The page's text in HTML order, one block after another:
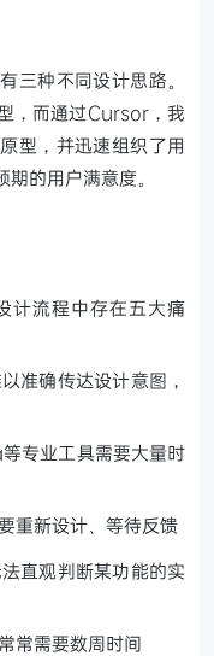
三种不同设计思路。
，而通过Cursor，我
型，并迅速组织了用
的用户满意度。
计流程中存在五大痛
准确传达设计意图，
专业工具需要大量时
重新设计、等待反馈
直观判断某功能的实
常需要数周时间